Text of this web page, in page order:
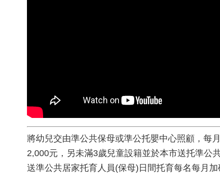
將幼兒交由準公共保母或準公托嬰中心照顧，每
2,000元，另未滿3歲兒童設籍並於本市送托準公
送準公共居家托育人員(保母)日間托育每名每月